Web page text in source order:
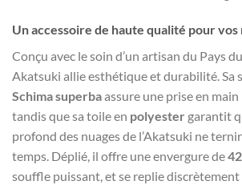
Un accessoire de haute qualité pour vos
Conçu avec le soin d’un artisan du Pays
Akatsuki allie esthétique et durabilité. Sa
Schima superbaassure une prise en
tandis que sa toile en polyester garantit
profond des nuages de l’Akatsuki ne
temps. Déplié, il offre une envergure de
souffle puissant, et se replie discrètement